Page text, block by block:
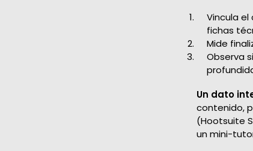
Vincula
fichas
Mide
Observa
Un dato
contenido,
(Hootsuite
un mini-